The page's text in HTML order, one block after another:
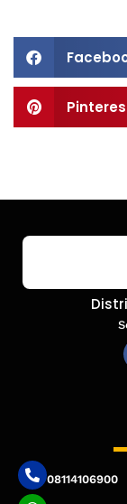
08114106900